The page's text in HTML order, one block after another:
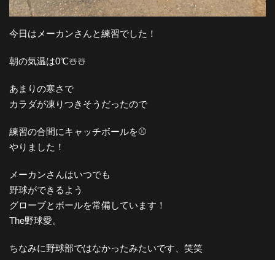
今日はメーカンさんと練習でした！
朝の気温は0℃☃️☃️
あまりの寒さで
カラダが凍りつきそうだったので
練習の合間にキャッチボールを⚾️
やりました！
メーカンさんはいつでも
野球ができるよう
グローブとボールを常備しています！
The野球愛。
ちなみに野球部ではなかったみたいです、笑笑